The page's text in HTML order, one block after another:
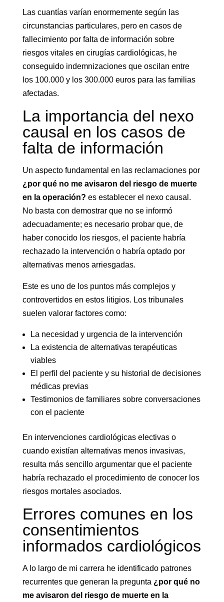
Las cuantías varían enormemente según las
circunstancias particulares, pero en casos de
fallecimiento por falta de información sobre
riesgos vitales en cirugías cardiológicas, he
conseguido indemnizaciones que oscilan entre
los 100.000 y los 300.000 euros para las familias
afectadas.
La importancia del nexo
causal en los casos de
falta de información
Un aspecto fundamental en las reclamaciones por
¿por qué no me avisaron del riesgo de muerte
en la operación? es establecer el nexo causal.
No basta con demostrar que no se informó
adecuadamente; es necesario probar que, de
haber conocido los riesgos, el paciente habría
rechazado la intervención o habría optado por
alternativas menos arriesgadas.
Este es uno de los puntos más complejos y
controvertidos en estos litigios. Los tribunales
suelen valorar factores como:
La necesidad y urgencia de la intervención
La existencia de alternativas terapéuticas
viables
El perfil del paciente y su historial de decisiones
médicas previas
Testimonios de familiares sobre conversaciones
con el paciente
En intervenciones cardiológicas electivas o
cuando existían alternativas menos invasivas,
resulta más sencillo argumentar que el paciente
habría rechazado el procedimiento de conocer los
riesgos mortales asociados.
Errores comunes en los
consentimientos
informados cardiológicos
A lo largo de mi carrera he identificado patrones
recurrentes que generan la pregunta ¿por qué no
me avisaron del riesgo de muerte en la